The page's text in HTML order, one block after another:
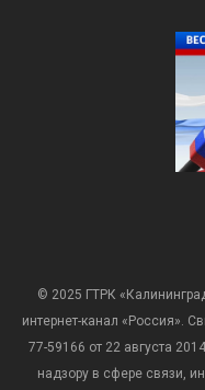
© 2025 ГТРК
интернет-канал «Россия».
77-59166 от 22 августа
надзору в сфере связи,